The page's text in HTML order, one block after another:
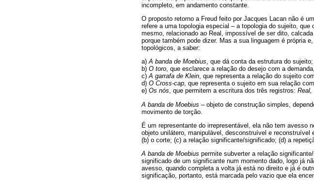
incompleto, em andamento constante.
O proposto retorno a Freud feito por Jacques Lacan não é
refere a uma topologia especial – a topologia do sujeito, que
mesmo, relacionado ao Real, impossível de ser dito,
porque também pode dizer. Mas a sua linguagem é própria
topológicos, a saber:
a)A banda de Moebius, que dá conta da estrutura do sujeito;
b) O toro, que esclarece a relação do desejo com a
c)A garrafa de Klein, que representa a relação do sujeito
d) O Cross-cap, que representa o sujeito em sua relação
e) Os nós, que permitem a escritura dos três registros: Real,
A banda de Moebius – objeto de construção simples,
movimento de torção.
É um representante do irrepresentável, ela não tem avesso
objeto unilátero, manipulável, desconstruível e
(b) o corte; (c) a relação significante/significado; (d) a
A banda de Moebius permite subverter a relação
significado de um significante num momento dado, logo já
avesso, quando completa a volta já está no direito e já é
significação, portanto, está marcada pelo vazio que ela